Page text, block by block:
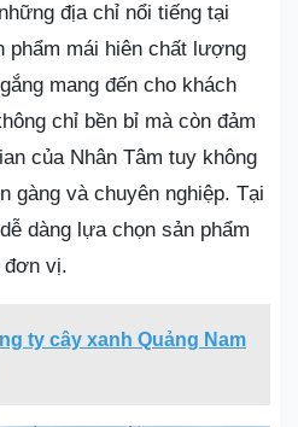
địa chỉ nổi tiếng tại
phẩm mái hiên chất lượng
mang đến cho khách
chỉ bền bỉ mà còn đảm
của Nhân Tâm tuy không
gàng và chuyên nghiệp. Tại
dàng lựa chọn sản phẩm
đơn vị.
ty cây xanh Quảng Nam